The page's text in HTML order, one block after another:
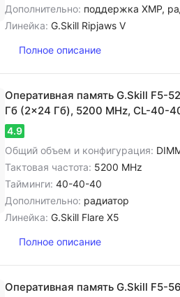
Дополнительно: поддержка XMP,
Линейка: G.Skill Ripjaws V
Полное описание
Оперативная память G.Skill F5-
Гб (2x24 Гб), 5200 MHz, CL-40-
4.9
Общий объем и конфигурация:
Тактовая частота: 5200 MHz
Тайминги: 40-40-40
Дополнительно: радиатор
Линейка: G.Skill Flare X5
Полное описание
Оперативная память G.Skill F5-